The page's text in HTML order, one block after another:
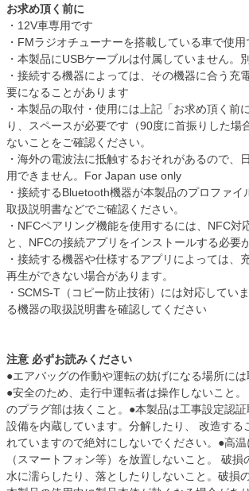
お求め頂く前に
・12V車専用です
・FMラジオチューナーを搭載している車で使用
・本製品にUSBケーブルは付属していません。
・接続する機器によっては、その機器に合う充
要になることがあります
・本製品の取付・使用には上記「お求め頂く前
り、スペースが必要です（90度に首振りした場
ないことをご確認ください。
・海外の電波法に抵触するおそれがあるので、
用できません。For Japan use only
・接続するBluetooth機器が本製品のプロファイ
取扱説明書などでご確認ください。
・NFCペアリング機能を使用するには、NFC対
と、NFCの接続アプリをインストールする必要
・接続する機器や仕様するアプリによっては、
再生ができない場合があります。
・SCMS-T（コピー防止技術）には対応してい
る機器の取扱説明書を確認してください
注意 必ずお読みください
●エアバッグの作動や運転の妨げになる場所には
●安全のため、走行中運転者は操作しないこと
のプラグ部は抜くこと。●本製品は工事設定認
設備を内蔵しています。分解したり、 改造する
れていますので絶対にしないでください。●高
（スマートフォン等）を放置しないこと。 破
水に濡らしたり、落としたりしないこと。破損